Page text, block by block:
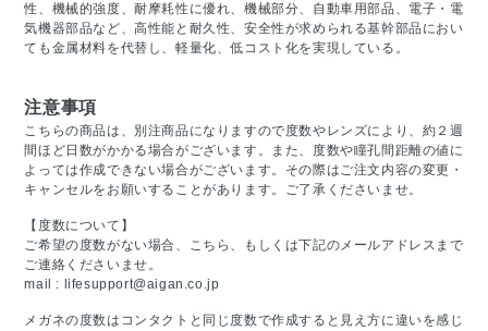
性、機械的強度、耐摩耗性に優れ、機械部分、自動車用部品、電子・電
気機器部品など、高性能と耐久性、安全性が求められる基幹部品におい
ても金属材料を代替し、軽量化、低コスト化を実現している。
注意事項
こちらの商品は、別注商品になりますので度数やレンズにより、約２週
間ほど日数がかかる場合がございます。また、度数や瞳孔間距離の値に
よっては作成できない場合がございます。その際はご注文内容の変更・
キャンセルをお願いすることがあります。ご了承くださいませ。
【度数について】
ご希望の度数がない場合、こちら、もしくは下記のメールアドレスまで
ご連絡くださいませ。
mail : lifesupport@aigan.co.jp
メガネの度数はコンタクトと同じ度数で作成すると見え方に違いを感じ